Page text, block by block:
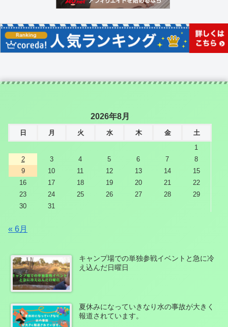
2026年8月
日 月 火 水 木 金
土
1
2
3 4 5 6 7
8
9
10 11 12 13 14
15
16
17 18 19 20 21
22
23
24 25 26 27 28
29
30
31
« 6月
キャンプ場での単独参戦イベントと急に冷
え込んだ日曜日
夏休みになっていきなり水の事故が大きく
報道されています。